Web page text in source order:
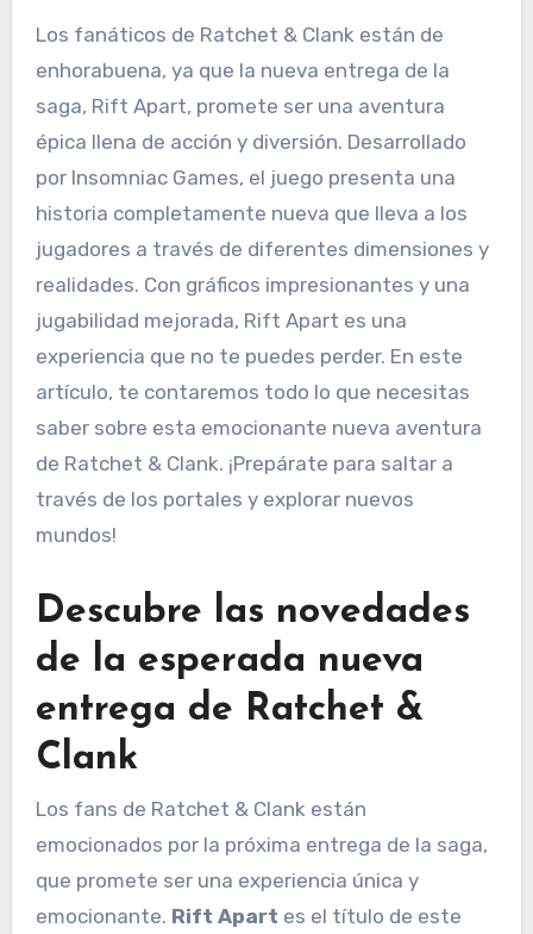
Los fanáticos de Ratchet & Clank están de
enhorabuena, ya que la nueva entrega de la
saga, Rift Apart, promete ser una aventura
épica llena de acción y diversión. Desarrollado
por Insomniac Games, el juego presenta una
historia completamente nueva que lleva a los
jugadores a través de diferentes dimensiones y
realidades. Con gráficos impresionantes y una
jugabilidad mejorada, Rift Apart es una
experiencia que no te puedes perder. En este
artículo, te contaremos todo lo que necesitas
saber sobre esta emocionante nueva aventura
de Ratchet & Clank. ¡Prepárate para saltar a
través de los portales y explorar nuevos
mundos!
Descubre las novedades
de la esperada nueva
entrega de Ratchet &
Clank
Los fans de Ratchet & Clank están
emocionados por la próxima entrega de la saga,
que promete ser una experiencia única y
emocionante. Rift Apart es el título de este